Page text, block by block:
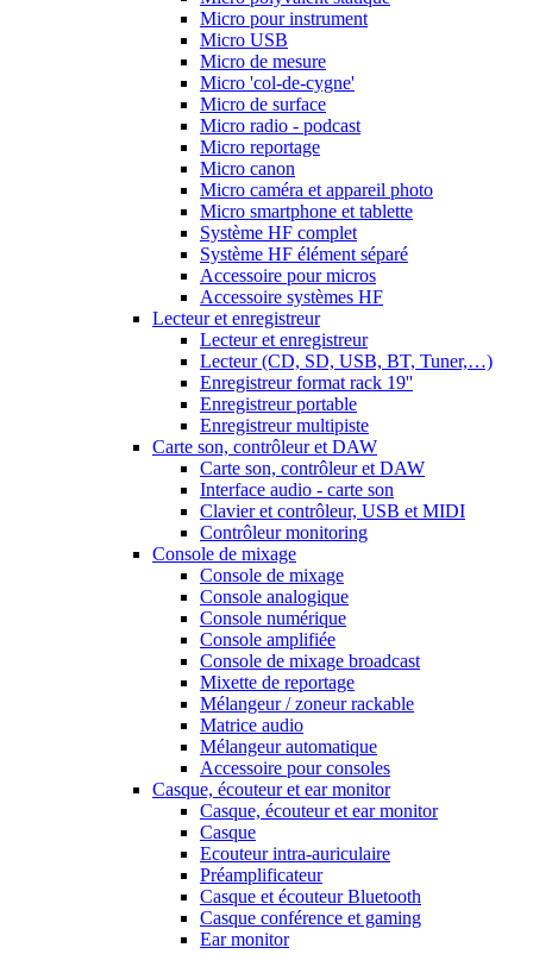
Micro pour instrument
Micro USB
Micro de mesure
Micro 'col-de-cygne'
Micro de surface
Micro radio - podcast
Micro reportage
Micro canon
Micro caméra et appareil photo
Micro smartphone et tablette
Système HF complet
Système HF élément séparé
Accessoire pour micros
Accessoire systèmes HF
Lecteur et enregistreur
Lecteur et enregistreur
Lecteur (CD, SD, USB, BT, Tuner,…)
Enregistreur format rack 19''
Enregistreur portable
Enregistreur multipiste
Carte son, contrôleur et DAW
Carte son, contrôleur et DAW
Interface audio - carte son
Clavier et contrôleur, USB et MIDI
Contrôleur monitoring
Console de mixage
Console de mixage
Console analogique
Console numérique
Console amplifiée
Console de mixage broadcast
Mixette de reportage
Mélangeur / zoneur rackable
Matrice audio
Mélangeur automatique
Accessoire pour consoles
Casque, écouteur et ear monitor
Casque, écouteur et ear monitor
Casque
Ecouteur intra-auriculaire
Préamplificateur
Casque et écouteur Bluetooth
Casque conférence et gaming
Ear monitor